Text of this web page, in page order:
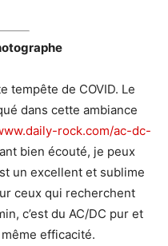
tempête de COVID. Le
dans cette ambiance
rock.com/ac-dc-
bien écouté, je peux
un excellent et sublime
ceux qui recherchent
c’est du AC/DC pur et
efficacité.